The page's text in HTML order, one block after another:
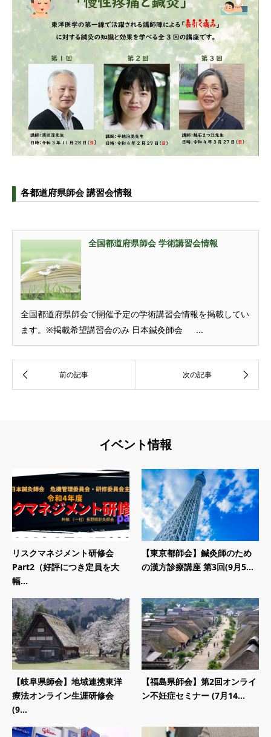
各都道府県師会 講習会情報
全国都道府県師会 学術講習会情報
全国都道府県師会で開催予定の学術講習会情報を掲載してい
ます。※掲載希望講習会のみ 日本鍼灸師会 ...
イベント情報
リスクマネジメント研修会
Part2（好評につき定員を大
幅...
【東京都師会】鍼灸師のため
の漢方診療講座 第3回(9月5...
【岐阜県師会】地域連携東洋
療法オンライン生涯研修会
(9...
【福島県師会】第2回オンライ
ン不妊症セミナー (7月14...